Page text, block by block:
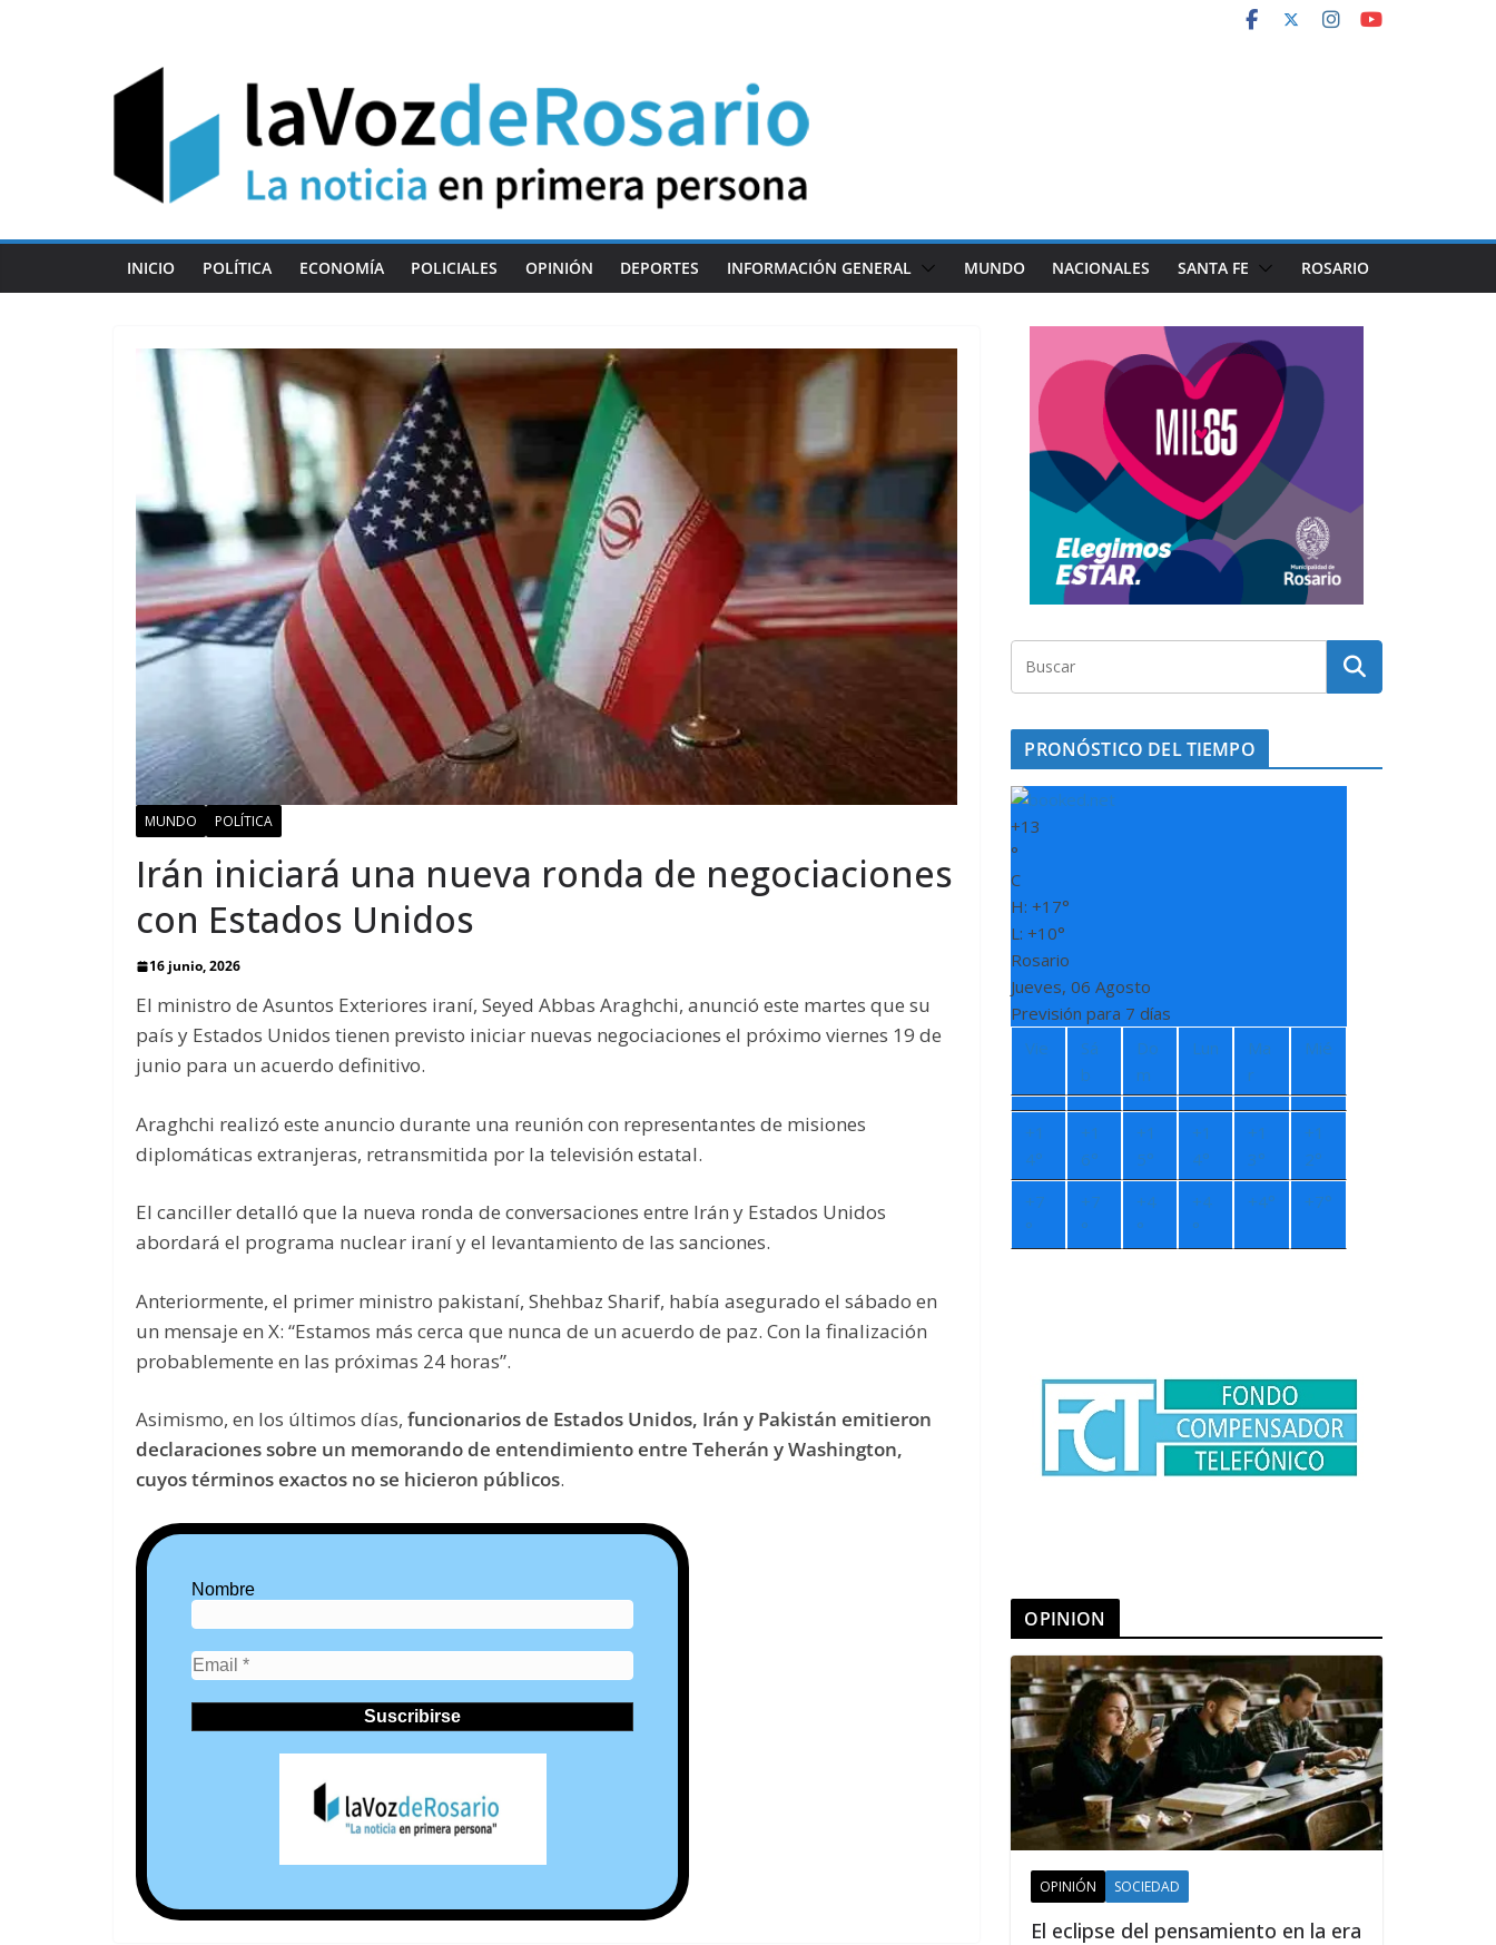
INICIO POLÍTICA ECONOMÍA POLICIALES OPINIÓN DEPORTES INFORMACIÓN GENERAL MUNDO NACIONALES SANTA FE ROSARIO
MUNDO POLÍTICA
Irán iniciará una nueva ronda de negociaciones
con Estados Unidos
16 junio, 2026
El ministro de Asuntos Exteriores iraní, Seyed Abbas Araghchi, anunció este martes que su
país y Estados Unidos tienen previsto iniciar nuevas negociaciones el próximo viernes 19 de
junio para un acuerdo definitivo.
Araghchi realizó este anuncio durante una reunión con representantes de misiones
diplomáticas extranjeras, retransmitida por la televisión estatal.
El canciller detalló que la nueva ronda de conversaciones entre Irán y Estados Unidos
abordará el programa nuclear iraní y el levantamiento de las sanciones.
Anteriormente, el primer ministro pakistaní, Shehbaz Sharif, había asegurado el sábado en
un mensaje en X: “Estamos más cerca que nunca de un acuerdo de paz. Con la finalización
probablemente en las próximas 24 horas”.
Asimismo, en los últimos días, funcionarios de Estados Unidos, Irán y Pakistán emitieron
declaraciones sobre un memorando de entendimiento entre Teherán y Washington,
cuyos términos exactos no se hicieron públicos.
Nombre
PRONÓSTICO DEL TIEMPO
+13
°
C
H:+17°
L:+10°
Rosario
Jueves, 06 Agosto
Previsión para 7 días
Vie
Sá
b
Do
m
Lun
Ma
r
Mié
+1
4°
+1
6°
+1
5°
+1
4°
+1
3°
+1
2°
+7
°
+7
°
+4
°
+4
°
+4° +7°
OPINION
OPINIÓN SOCIEDAD
El eclipse del pensamiento en la era